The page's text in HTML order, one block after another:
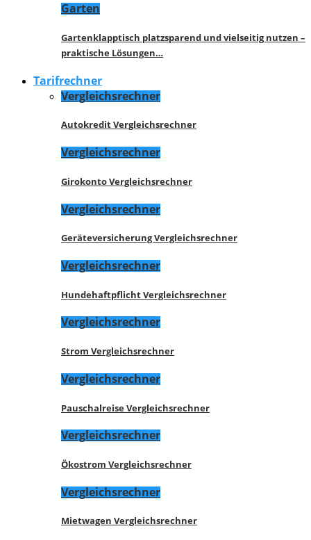
Garten
Gartenklapptisch platzsparend und vielseitig nutzen –
praktische Lösungen…
Tarifrechner
Vergleichsrechner
Autokredit Vergleichsrechner
Vergleichsrechner
Girokonto Vergleichsrechner
Vergleichsrechner
Geräteversicherung Vergleichsrechner
Vergleichsrechner
Hundehaftpflicht Vergleichsrechner
Vergleichsrechner
Strom Vergleichsrechner
Vergleichsrechner
Pauschalreise Vergleichsrechner
Vergleichsrechner
Ökostrom Vergleichsrechner
Vergleichsrechner
Mietwagen Vergleichsrechner